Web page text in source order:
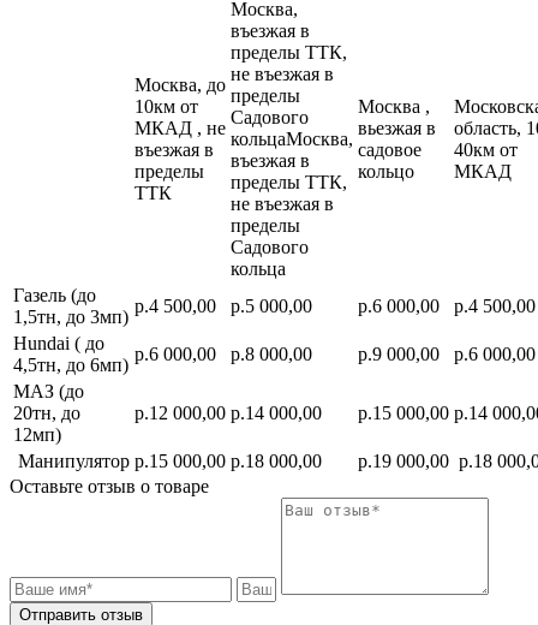
Москва, до
10км от
МКАД , не
въезжая в
пределы
ТТК
Москва,
въезжая в
пределы ТТК,
не въезжая в
пределы
Садового
кольцаМосква,
въезжая в
пределы ТТК,
не въезжая в
пределы
Садового
кольца
Москва ,
вьезжая в
садовое
кольцо
область,
40км от
МКАД
Газель (до
1,5тн, до 3мп)
р.4 500,00 р.5 000,00 р.6 000,00
р.4 500,00
Hundai ( до
4,5тн, до 6мп)
р.6 000,00 р.8 000,00 р.9 000,00
р.6 000,00
МАЗ (до
20тн, до
12мп)
р.12 000,00 р.14 000,00 р.15 000,00 р.14
Манипулятор р.15 000,00 р.18 000,00 р.19 000,00 р.18
Оставьте отзыв о товаре
Отправить отзыв